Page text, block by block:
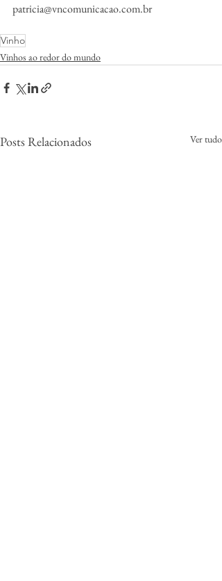
patricia@vncomunicacao.com.br
Vinho
Vinhos ao redor do mundo
Posts Relacionados Ver tudo